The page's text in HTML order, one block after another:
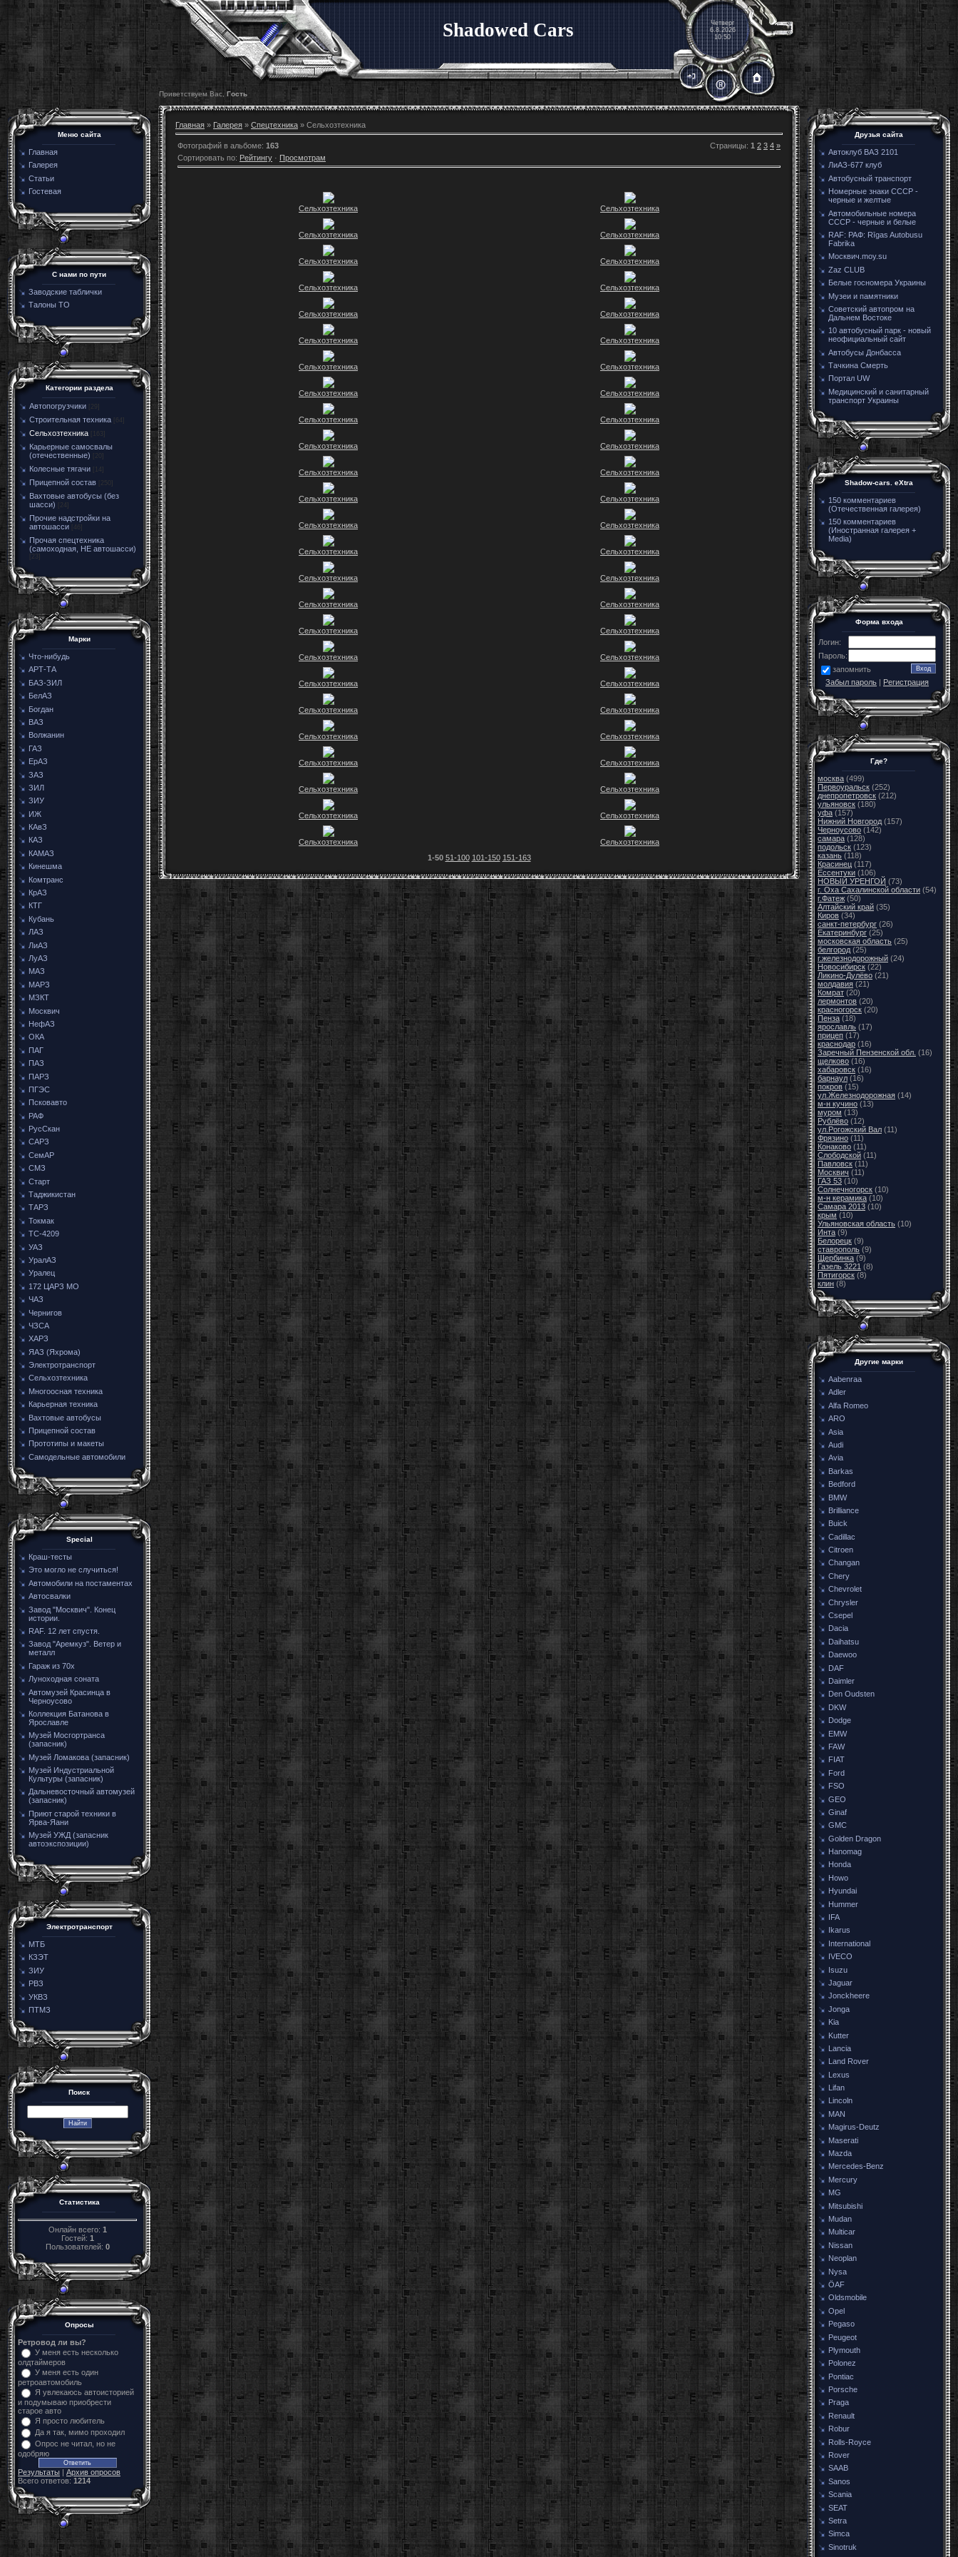
Shadowed Cars
Четверг
6.8.2026
10:50
Приветствуем Вас, Гость
Меню сайта
Главная
Галерея
Статьи
Гостевая
C нами по пути
Заводские таблички
Талоны ТО
Категории раздела
Автопогрузчики [29]
Строительная техника
Сельхозтехника
Карьерные самосвалы
(отечественные)
[20]
Колесные тягачи
Прицепной состав [250]
Вахтовые автобусы (без
шасси)
[24]
Прочие надстройки на
автошасси
Прочая спецтехника
(самоходная, НЕ автошасси)
[23]
Марки
Что-нибудь
АРТ-ТА
БАЗ-ЗИЛ
БелАЗ
Богдан
ВАЗ
Волжанин
ГАЗ
ЕрАЗ
ЗАЗ
ЗИЛ
ЗИУ
ИЖ
КАвЗ
КАЗ
КАМАЗ
Кинешма
Комтранс
КрАЗ
КТГ
Кубань
ЛАЗ
ЛиАЗ
ЛуАЗ
МАЗ
МАРЗ
МЗКТ
Москвич
НефАЗ
ОКА
ПАГ
ПАЗ
ПАРЗ
ПГЭС
Псковавто
РАФ
РусСкан
САРЗ
СемАР
СМЗ
Старт
Таджикистан
ТАРЗ
Токмак
ТС-4209
УАЗ
УралАЗ
Уралец
172 ЦАРЗ МО
ЧАЗ
Чернигов
ЧЗСА
ХАРЗ
ЯАЗ (Яхрома)
Электротранспорт
Сельхозтехника
Многоосная техника
Карьерная техника
Вахтовые автобусы
Прицепной состав
Прототипы и макеты
Самодельные автомобили
Special
Краш-тесты
Это могло не случиться!
Автомобили на постаментах
Автосвалки
Завод "Москвич". Конец
истории.
RAF. 12 лет спустя.
Завод "Аремкуз". Ветер и
металл
Гараж из 70х
Луноходная соната
Автомузей Красинца в
Черноусово
Коллекция Батанова в
Ярославле
Музей Мосгортранса
(запасник)
Музей Ломакова (запасник)
Музей Индустриальной
Культуры (запасник)
Дальневосточный автомузей
(запасник)
Приют старой техники в
Ярва-Яани
Музей УЖД (запасник
автоэкспозиции)
Электротранспорт
МТБ
КЗЭТ
ЗИУ
РВЗ
УКВЗ
ПТМЗ
Поиск
Статистика
Онлайн всего: 1
Гостей: 1
Пользователей: 0
Опросы
Ретровод ли вы?
У меня есть несколько
олдтаймеров
У меня есть один
ретроавтомобиль
Я увлекаюсь автоисторией
и подумываю приобрести
старое авто
Я просто любитель
Да я так, мимо проходил
Опрос не читал, но не
одобряю
Результаты | Архив опросов
Всего ответов: 1214
Главная » Галерея » Спецтехника » Сельхозтехника
Фотографий в альбоме: 163 Страницы: 1 2 3 4 »
Сортировать по: Рейтингу · Просмотрам
Сельхозтехника Сельхозтехника
Сельхозтехника Сельхозтехника
Сельхозтехника Сельхозтехника
Сельхозтехника Сельхозтехника
Сельхозтехника Сельхозтехника
Сельхозтехника Сельхозтехника
Сельхозтехника Сельхозтехника
Сельхозтехника Сельхозтехника
Сельхозтехника Сельхозтехника
Сельхозтехника Сельхозтехника
Сельхозтехника Сельхозтехника
Сельхозтехника Сельхозтехника
Сельхозтехника Сельхозтехника
Сельхозтехника Сельхозтехника
Сельхозтехника Сельхозтехника
Сельхозтехника Сельхозтехника
Сельхозтехника Сельхозтехника
Сельхозтехника Сельхозтехника
Сельхозтехника Сельхозтехника
Сельхозтехника Сельхозтехника
Сельхозтехника Сельхозтехника
Сельхозтехника Сельхозтехника
Сельхозтехника Сельхозтехника
Сельхозтехника Сельхозтехника
Сельхозтехника
Сельхозтехника
1-50 51-100 101-150 151-163
Друзья сайта
Автоклуб ВАЗ 2101
ЛиАЗ-677 клуб
Автобусный транспорт
Номерные знаки СССР -
черные и желтые
Автомобильные номера
СССР - черные и белые
RAF: РАФ: Rīgas Autobusu
Fabrika
Москвич.moy.su
Zaz CLUB
Белые госномера Украины
Музеи и памятники
Советский автопром на
Дальнем Востоке
10 автобусный парк - новый
неофициальный сайт
Автобусы Донбасса
Тачкина Смерть
Портал UW
Медицинский и санитарный
транспорт Украины
Shadow-cars. eXtra
150 комментариев
(Отечественная галерея)
150 комментариев
(Иностранная галерея +
Media)
Форма входа
Логин:
Пароль:
запомнить
Забыл пароль | Регистрация
Где?
москва (499)
Первоуральск (252)
днепропетровск (212)
ульяновск (180)
уфа (157)
Нижний Новгород (157)
Черноусово (142)
самара (128)
подольск (123)
казань (118)
Красинец (117)
Ессентуки (106)
НОВЫЙ УРЕНГОЙ (73)
г. Оха Сахалинской области (54)
г.Фатеж (50)
Алтайский край (35)
Киров (34)
санкт-петербург (26)
Екатеринбург (25)
московская область (25)
белгород (25)
г.железнодорожный (24)
Новосибирск (22)
Ликино-Дулёво (21)
молдавия (21)
Комрат (20)
лермонтов (20)
красногорск (20)
Пенза (18)
ярославль (17)
прицеп (17)
краснодар (16)
Заречный Пензенской обл. (16)
щелково (16)
хабаровск (16)
барнаул (16)
покров (15)
ул.Железнодорожная (14)
м-н кучино (13)
муром (13)
Рублёво (12)
ул.Рогожский Вал (11)
Фрязино (11)
Конаково (11)
Слободской (11)
Павловск (11)
Москвич (11)
ГАЗ 53 (10)
Солнечногорск (10)
м-н керамика (10)
Самара 2013 (10)
крым (10)
Ульяновская область (10)
Инта (9)
Белорецк (9)
ставрополь (9)
Щербинка (9)
Газель 3221 (8)
Пятигорск (8)
клин (8)
Другие марки
Aabenraa
Adler
Alfa Romeo
ARO
Asia
Audi
Avia
Barkas
Bedford
BMW
Brilliance
Buick
Cadillac
Citroen
Changan
Chery
Chevrolet
Chrysler
Csepel
Dacia
Daihatsu
Daewoo
DAF
Daimler
Den Oudsten
DKW
Dodge
EMW
FAW
FIAT
Ford
FSO
GEO
Ginaf
GMC
Golden Dragon
Hanomag
Honda
Howo
Hyundai
Hummer
IFA
Ikarus
International
IVECO
Isuzu
Jaguar
Jonckheere
Jonga
Kia
Kutter
Lancia
Land Rover
Lexus
Lifan
Lincoln
MAN
Magirus-Deutz
Maserati
Mazda
Mercedes-Benz
Mercury
MG
Mitsubishi
Mudan
Multicar
Nissan
Neoplan
Nysa
ÖAF
Oldsmobile
Opel
Pegaso
Peugeot
Plymouth
Polonez
Pontiac
Porsche
Praga
Renault
Robur
Rolls-Royce
Rover
SAAB
Sanos
Scania
SEAT
Setra
Simca
Sinotruk